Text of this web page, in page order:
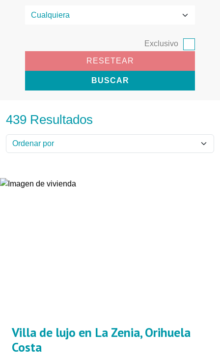
Exclusivo
RESETEAR
BUSCAR
439 Resultados
Villa de lujo en La Zenia, Orihuela
Costa